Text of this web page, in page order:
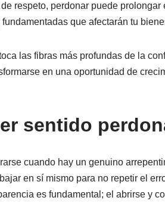
respeto, perdonar puede
que afectarán tu
las fibras más profundas de la
en una oportunidad de
sentido
cuando hay un genuino
en sí mismo para no repetir el
es fundamental; el abrirse y